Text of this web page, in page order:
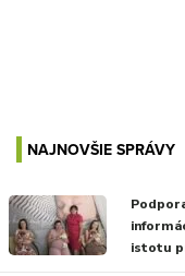
NAJNOVŠIE SPRÁVY
istotu